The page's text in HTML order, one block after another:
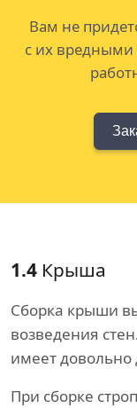
Вам не
с их
1.4 Крыша
Сборка крыши
возведения
имеет
При сборке